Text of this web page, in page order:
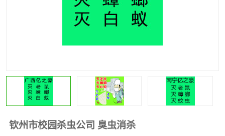
钦州市校园杀虫公司 臭虫消杀